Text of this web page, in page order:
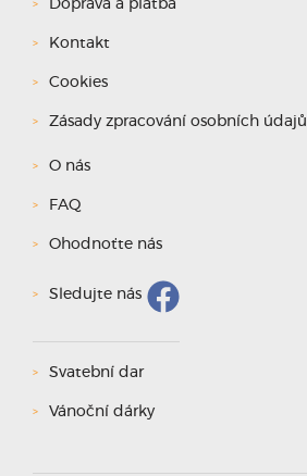
Doprava a platba
Kontakt
Cookies
Zásady zpracování osobních údajů
O nás
FAQ
Ohodnoťte nás
Sledujte nás
Svatební dar
Vánoční dárky